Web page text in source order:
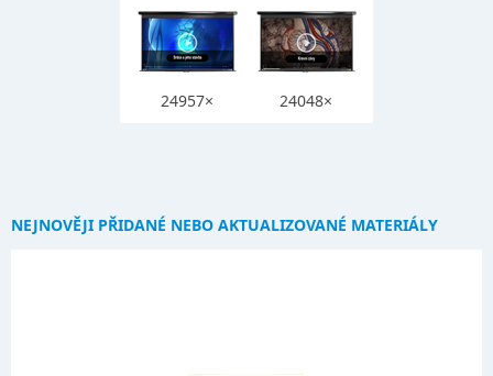
24957× 24048×
NEJNOVĚJI PŘIDANÉ NEBO AKTUALIZOVANÉ MATERIÁLY